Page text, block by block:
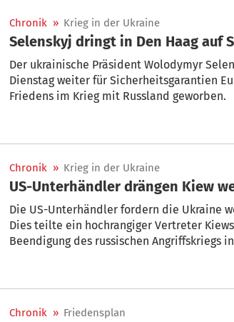
Chronik » Krieg in der Ukraine
Selenskyj dringt in Den Haag auf
Der ukrainische Präsident Wolodymyr
Dienstag weiter für Sicherheitsgarantien
Friedens im Krieg mit Russland geworben.
Chronik » Krieg in der Ukraine
US-Unterhändler drängen Kiew
Die US-Unterhändler fordern die Ukraine
Dies teilte ein hochrangiger Vertreter
Beendigung des russischen Angriffskriegs
Ukraine seien echte Fortschritte erzielt
Chronik » Friedensplan